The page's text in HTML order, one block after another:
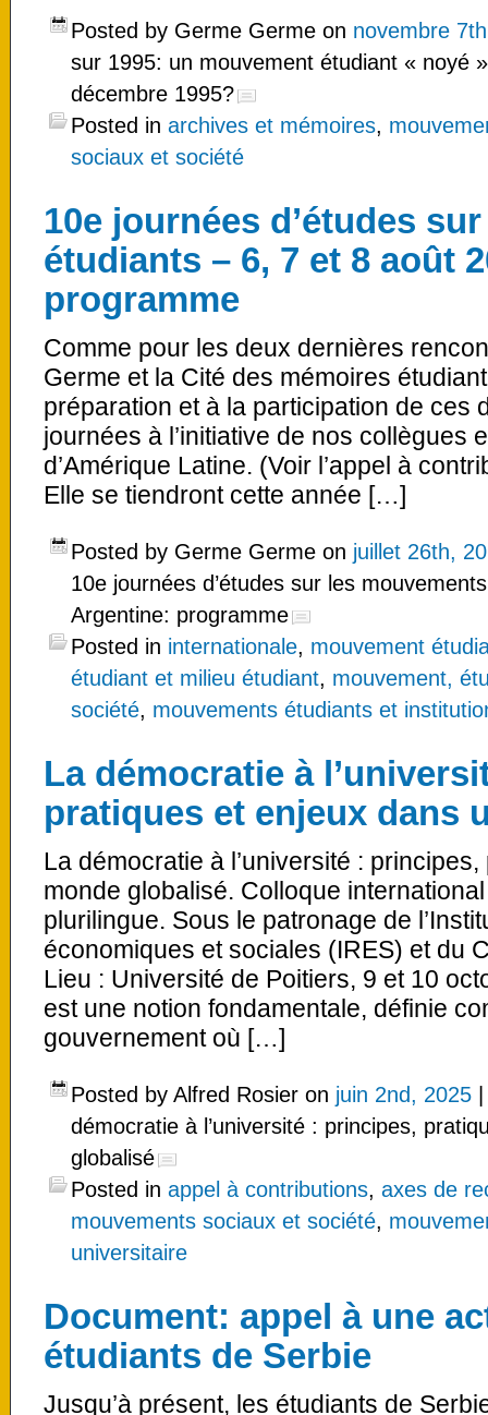
Posted by Germe Germe on novembre
sur 1995: un mouvement étudiant « noyé
décembre 1995?
Posted in archives et mémoires,
sociaux et société
10e journées d’études
étudiants – 6, 7 et 8 août
programme
Comme pour les deux dernières
Germe et la Cité des mémoires
préparation et à la participation de ces
journées à l’initiative de nos collègues
d’Amérique Latine. (Voir l’appel à
Elle se tiendront cette année […]
Posted by Germe Germe on juillet 26th,
10e journées d’études sur les
Argentine: programme
Posted in internationale, mouvement
étudiant et milieu étudiant, mouvement,
société, mouvements étudiants et
La démocratie à
pratiques et enjeux dans
La démocratie à l’université :
monde globalisé. Colloque
plurilingue. Sous le patronage de
économiques et sociales (IRES) et du
Lieu : Université de Poitiers, 9 et 10
est une notion fondamentale, définie
gouvernement où […]
Posted by Alfred Rosier on juin 2nd, 2025
démocratie à l’université : principes,
globalisé
Posted in appel à contributions, axes de
mouvements sociaux et société,
universitaire
Document: appel à une
étudiants de Serbie
Jusqu’à présent, les étudiants de